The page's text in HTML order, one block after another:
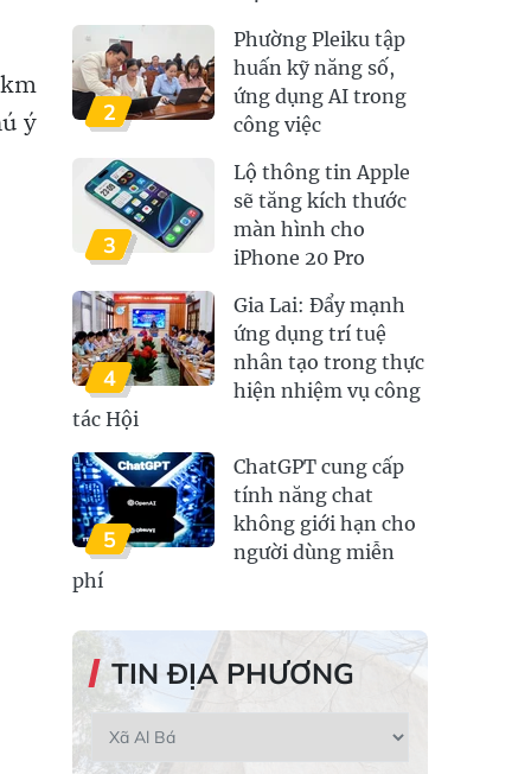
ý
2
Phường Pleiku tập
huấn kỹ năng số,
ứng dụng AI trong
công việc
3
Lộ thông tin Apple
sẽ tăng kích thước
màn hình cho
iPhone 20 Pro
4
Gia Lai: Đẩy mạnh
ứng dụng trí tuệ
nhân tạo trong thực
hiện nhiệm vụ công
tác Hội
5
ChatGPT cung cấp
tính năng chat
không giới hạn cho
người dùng miễn
phí
TIN ĐỊA PHƯƠNG